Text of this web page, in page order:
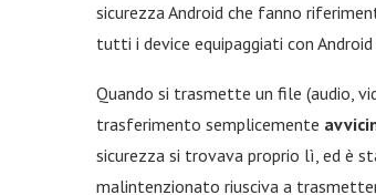
sicurezza Android che fanno
tutti i device equipaggiati con
Quando si trasmette un file (audio,
trasferimento semplicemente
sicurezza si trovava proprio lì, ed è
malintenzionato riusciva a